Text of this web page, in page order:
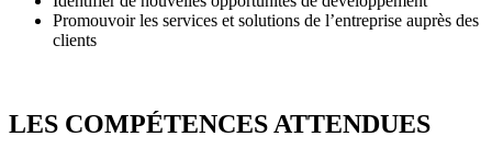
Promouvoir les services et solutions de l’entreprise auprès des
clients
LES COMPÉTENCES ATTENDUES